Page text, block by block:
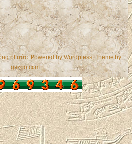
phước. Powered byWordpress, Theme by
gazpo.com.